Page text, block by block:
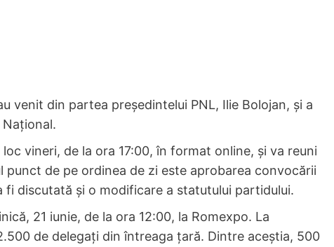
venit din partea președintelui PNL, Ilie Bolojan, și a
vineri, de la ora 17:00, în format online, și va reuni
de pe ordinea de zi este aprobarea convocării
discutată și o modificare a statutului partidului.
21 iunie, de la ora 12:00, la Romexpo. La
de delegați din întreaga țară. Dintre aceștia, 500